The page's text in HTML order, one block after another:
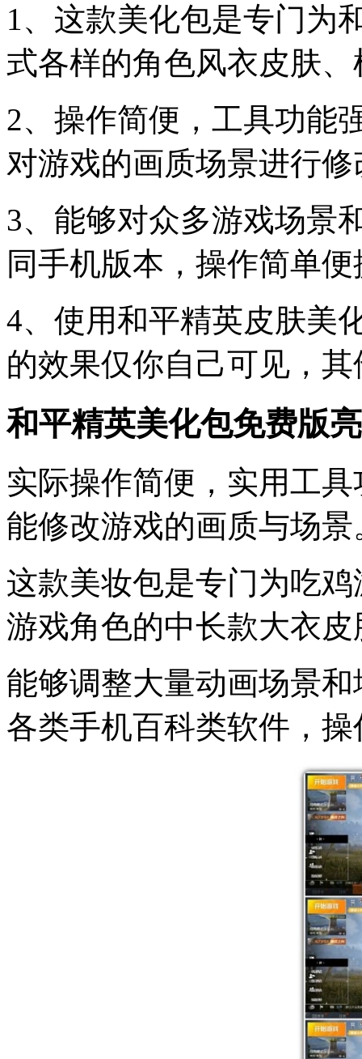
1、这款美化包是专门为
式各样的角色风衣皮肤
2、操作简便，工具功能
对游戏的画质场景进行修
3、能够对众多游戏场景
同手机版本，操作简单便
4、使用和平精英皮肤美
的效果仅你自己可见，
和平精英美化包免费版
实际操作简便，实用工
能修改游戏的画质与场景
这款美妆包是专门为吃
游戏角色的中长款大衣
能够调整大量动画场景
各类手机百科类软件，